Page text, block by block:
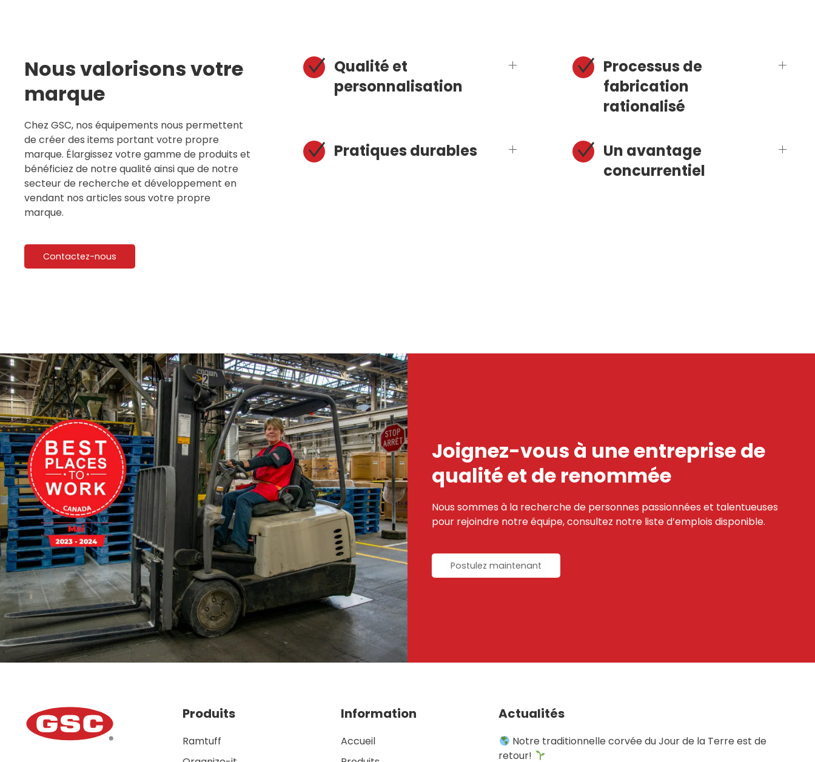
Nous valorisons votre
marque
Chez GSC, nos équipements nous permettent
de créer des items portant votre propre
marque. Élargissez votre gamme de produits et
bénéficiez de notre qualité ainsi que de notre
secteur de recherche et développement en
vendant nos articles sous votre propre
marque.
Contactez-nous
Qualité et
personnalisation
Processus de
fabrication
rationalisé
Pratiques durables
Un avantage
concurrentiel
Joignez-vous à une entreprise de
qualité et de renommée
Nous sommes à la recherche de personnes passionnées et talentueuses
pour rejoindre notre équipe, consultez notre liste d’emplois disponible.
Postulez maintenant
Produits
Ramtuff
Information
Accueil
Actualités
Notre traditionnelle corvée du Jour de la Terre est de
retour!